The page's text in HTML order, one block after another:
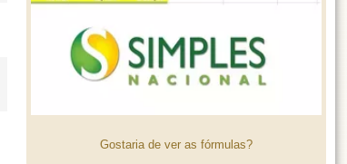
Gostaria de ver as fórmulas?